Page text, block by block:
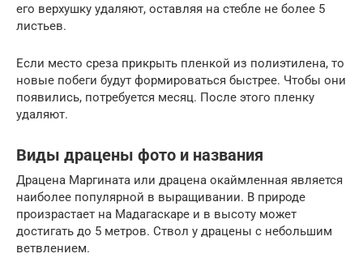
его верхушку удаляют, оставляя на стебле не более 5
листьев.
Если место среза прикрыть пленкой из полиэтилена, то
новые побеги будут формироваться быстрее. Чтобы они
появились, потребуется месяц. После этого пленку
удаляют.
Виды драцены фото и названия
Драцена Маргината или драцена окаймленная является
наиболее популярной в выращивании. В природе
произрастает на Мадагаскаре и в высоту может
достигать до 5 метров. Ствол у драцены с небольшим
ветвлением.